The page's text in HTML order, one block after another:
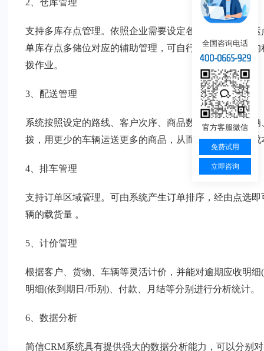
2、仓库管理
支持多库存点管理。依照企业需要设定各个库存点和营
单库存点多储位对应的辅助管理，可自行定义库存进出
拨作业。
3、配送管理
系统按照设定的路线、客户次序、商品数量体积进行车
拨，用更少的车辆运送更多的商品，从而降低货主物流成
4、排车管理
支持订单区域管理。可由系统产生订单排序，经由点选
辆的载货量 。
5、计价管理
根据客户、货物、车辆等灵活计价，并能对逾期应收明
明细(依到期日/币别)、付款、月结等分别进行分析统计。
6、数据分析
简信CRM系统具有提供强大的数据分析能力，可以分别
全国咨询电话
官方客服微信
免费试用
立即咨询